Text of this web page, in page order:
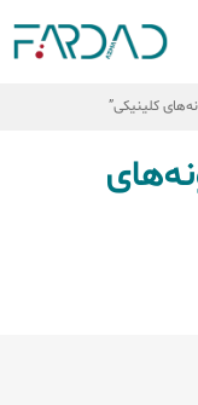
کلینیکی”